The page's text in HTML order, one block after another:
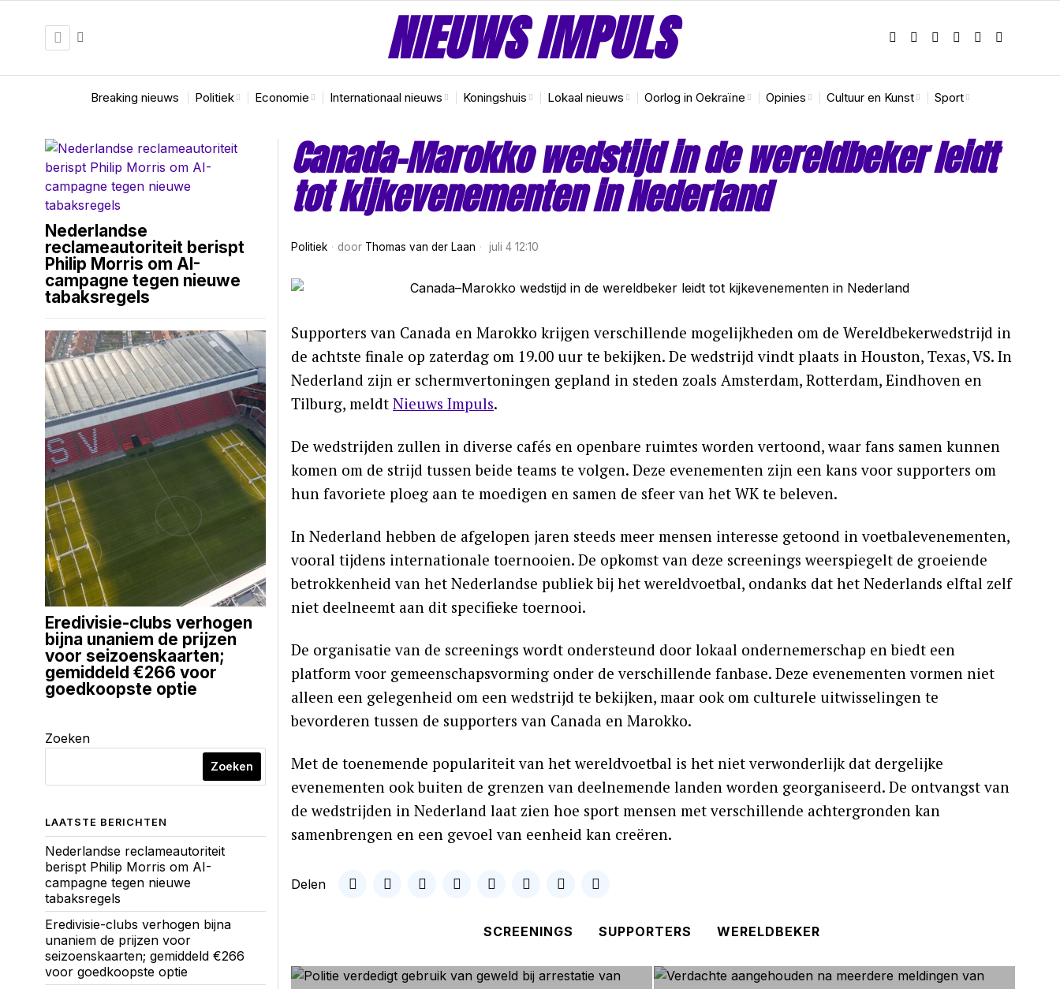
NIEUWS IMPULS
Breaking nieuws Politiek Economie Internationaal nieuws Koningshuis Lokaal nieuws Oorlog in Oekraïne Opinies Cultuur en Kunst Sport
Canada–Marokko wedstijd in de wereldbeker leidt
tot kijkevenementen in Nederland
Politiek door Thomas van der Laan juli 4 12:10
Supporters van Canada en Marokko krijgen verschillende mogelijkheden om de Wereldbekerwedstrijd in
de achtste finale op zaterdag om 19.00 uur te bekijken. De wedstrijd vindt plaats in Houston, Texas, VS. In
Nederland zijn er schermvertoningen gepland in steden zoals Amsterdam, Rotterdam, Eindhoven en
Tilburg, meldt Nieuws Impuls.
De wedstrijden zullen in diverse cafés en openbare ruimtes worden vertoond, waar fans samen kunnen
komen om de strijd tussen beide teams te volgen. Deze evenementen zijn een kans voor supporters om
hun favoriete ploeg aan te moedigen en samen de sfeer van het WK te beleven.
In Nederland hebben de afgelopen jaren steeds meer mensen interesse getoond in voetbalevenementen,
vooral tijdens internationale toernooien. De opkomst van deze screenings weerspiegelt de groeiende
betrokkenheid van het Nederlandse publiek bij het wereldvoetbal, ondanks dat het Nederlands elftal zelf
niet deelneemt aan dit specifieke toernooi.
De organisatie van de screenings wordt ondersteund door lokaal ondernemerschap en biedt een
platform voor gemeenschapsvorming onder de verschillende fanbase. Deze evenementen vormen niet
alleen een gelegenheid om een ​​wedstrijd te bekijken, maar ook om culturele uitwisselingen te
bevorderen tussen de supporters van Canada en Marokko.
Met de toenemende populariteit van het wereldvoetbal is het niet verwonderlijk dat dergelijke
evenementen ook buiten de grenzen van deelnemende landen worden georganiseerd. De ontvangst van
de wedstrijden in Nederland laat zien hoe sport mensen met verschillende achtergronden kan
samenbrengen en een gevoel van eenheid kan creëren.
Delen
SCREENINGS SUPPORTERS WERELDBEKER
Nederlandse
reclameautoriteit berispt
Philip Morris om AI-
campagne tegen nieuwe
tabaksregels
Eredivisie-clubs verhogen
bijna unaniem de prijzen
voor seizoenskaarten;
gemiddeld €266 voor
goedkoopste optie
Zoeken
Zoeken
LAATSTE BERICHTEN
Nederlandse reclameautoriteit
berispt Philip Morris om AI-
campagne tegen nieuwe
tabaksregels
Eredivisie-clubs verhogen bijna
unaniem de prijzen voor
seizoenskaarten; gemiddeld €266
voor goedkoopste optie